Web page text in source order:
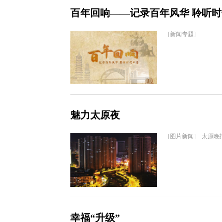
百年回响——记录百年风华 聆听
[新闻专题]
魅力太原夜
[图片新闻] 太原晚
幸福“升级”